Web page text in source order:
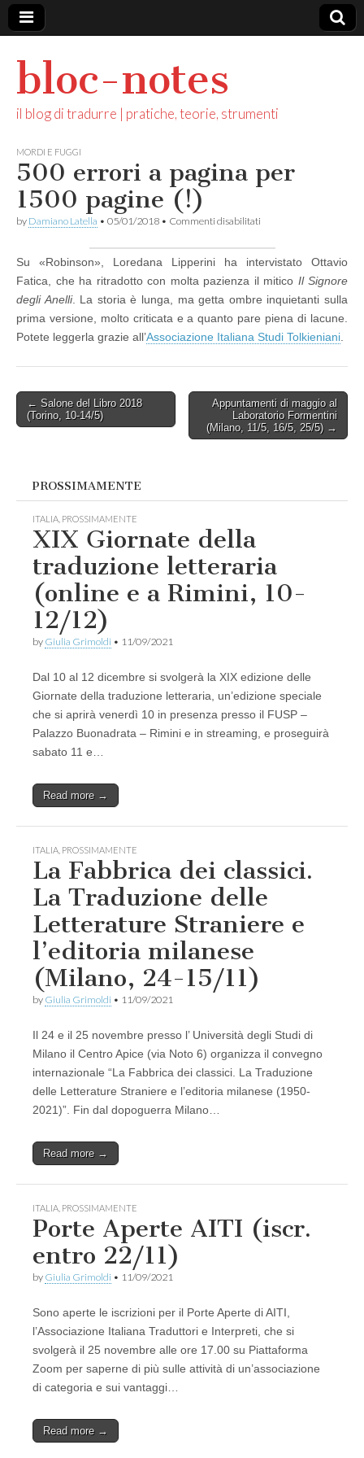
bloc-notes
il blog di tradurre | pratiche, teorie, strumenti
MORDI E FUGGI
500 errori a pagina per
1500 pagine (!)
by Damiano Latella • 05/01/2018 • Commenti disabilitati
errori
a
per
1500
pagine
(!)
Su «Robinson», Loredana Lipperini ha intervistato Ottavio
Fatica, che ha ritradotto con molta pazienza il mitico Il Signore
degli Anelli. La storia è lunga, ma getta ombre inquietanti sulla
prima versione, molto criticata e a quanto pare piena di lacune.
Potete leggerla grazie all’Associazione Italiana Studi Tolkieniani
Post
navigation
← Salone del Libro 2018
(Torino, 10-14/5)
Appuntamenti di maggio al
Laboratorio Formentini
(Milano, 11/5, 16/5, 25/5) →
PROSSIMAMENTE
ITALIA PROSSIMAMENTE
XIX Giornate della
traduzione letteraria
(online e a Rimini, 10-
12/12)
by Giulia Grimoldi • 11/09/2021
Dal 10 al 12 dicembre si svolgerà la XIX edizione delle
Giornate della traduzione letteraria, un’edizione speciale
che si aprirà venerdì 10 in presenza presso il FUSP –
Palazzo Buonadrata – Rimini e in streaming, e proseguirà
sabato 11 e…
Read more →
ITALIA PROSSIMAMENTE
La Fabbrica dei classici.
La Traduzione delle
Letterature Straniere e
l’editoria milanese
(Milano, 24-15/11)
by Giulia Grimoldi • 11/09/2021
Il 24 e il 25 novembre presso l’ Università degli Studi di
Milano il Centro Apice (via Noto 6) organizza il convegno
internazionale “La Fabbrica dei classici. La Traduzione
delle Letterature Straniere e l’editoria milanese (1950-
2021)”. Fin dal dopoguerra Milano…
Read more →
ITALIA PROSSIMAMENTE
Porte Aperte AITI (iscr.
entro 22/11)
by Giulia Grimoldi • 11/09/2021
Sono aperte le iscrizioni per il Porte Aperte di AITI,
l’Associazione Italiana Traduttori e Interpreti, che si
svolgerà il 25 novembre alle ore 17.00 su Piattaforma
Zoom per saperne di più sulle attività di un’associazione
di categoria e sui vantaggi…
Read more →